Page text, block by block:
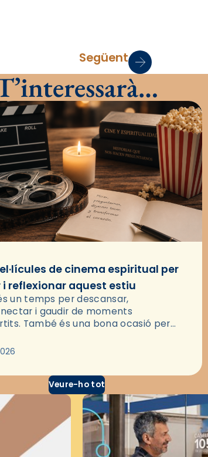
Següent
de cinema espiritual per
reflexionar aquest estiu
un temps per descansar,
i gaudir de moments
També és una bona ocasió per
cinema, reflexionar sobre les…
Veure-ho tot